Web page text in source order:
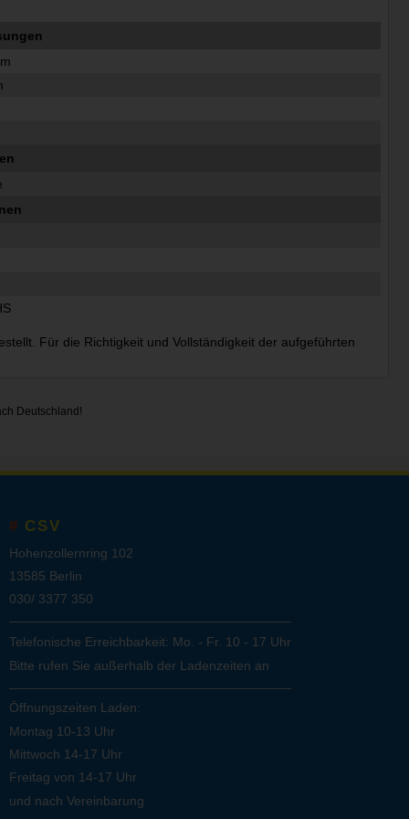
Für die Richtigkeit und Vollständigkeit der aufgeführten
Deutschland!
CSV
Hohenzollernring 102
13585 Berlin
030/ 3377 350
Telefonische Erreichbarkeit: Mo. - Fr. 10 - 17 Uhr
Bitte rufen Sie außerhalb der Ladenzeiten an
Öffnungszeiten Laden:
Montag 10-13 Uhr
Mittwoch 14-17 Uhr
Freitag von 14-17 Uhr
und nach Vereinbarung